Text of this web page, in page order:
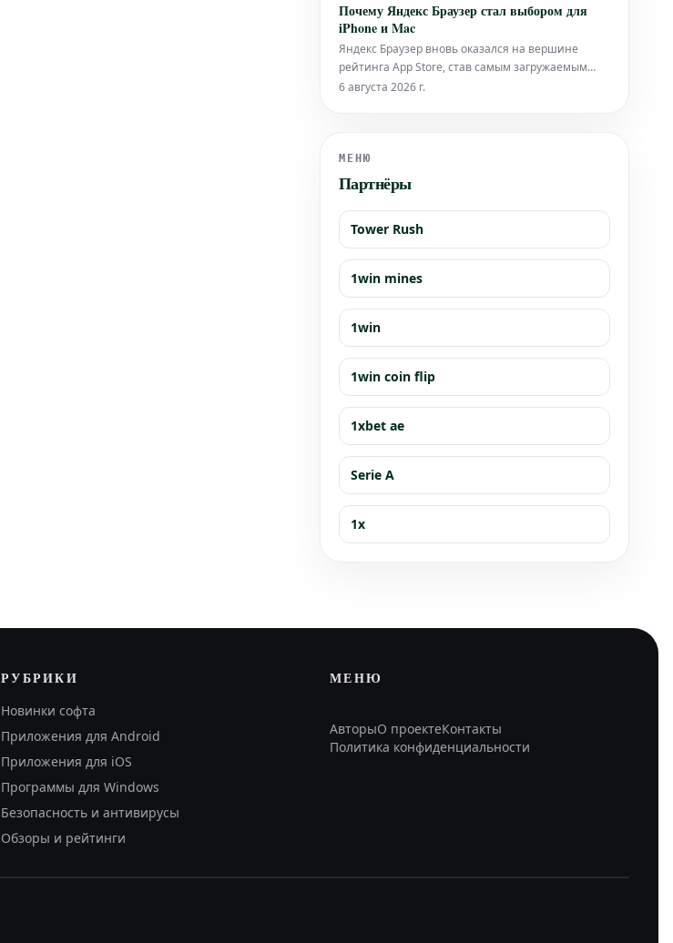
Причиной стало невыполнение требований по
предустановке на устройства iPhone и iPad
российского мессенджера MAX и магазина
прилож
Почему Яндекс Браузер стал выбором для
iPhone и Mac
Яндекс Браузер вновь оказался на вершине
рейтинга App Store, став самым загружаемым
бесплатным приложением в России. Эта
браузерах Chrome и Safari. Пользователи iPh
6 августа 2026 г.
МЕНЮ
Партнёры
Tower Rush
1win mines
1win
1win coin flip
1xbet ae
Serie A
1x
РУБРИКИ
Новинки софта
Приложения для Android
Приложения для iOS
Программы для Windows
Безопасность и антивирусы
Обзоры и рейтинги
МЕНЮ
АвторыО проектеКонтакты
Политика конфиденциальности